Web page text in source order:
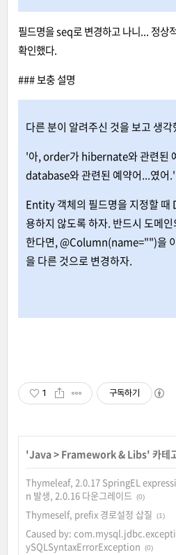
필드명을 seq로 변경하고 나니... 정상
확인했다.
### 보충 설명
다른 분이 알려주신 것을 보고 생각
'아, order가 hibernate와 관련된
database와 관련된 예약어...였어.'
Entity 객체의 필드명을 지정할 때
용하지 않도록 하자. 반드시 도메
한다면, @Column(name="")을
을 다른 것으로 변경하자.
1 구독하기
'Java> Framework & Libs' 카테
Thymeleaf, 2.0.17 SpringEL
n 발생, 2.0.16 다운그레이드
(0)
Thymeself, prefix 경로설정 삽질
(1)
Caused by:
ySQLSyntaxErrorException
(0)